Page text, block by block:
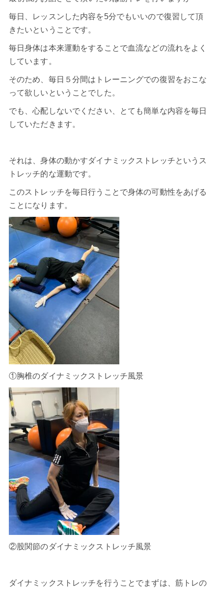
毎日、レッスンした内容を5分でもいいので復習して頂
きたいということです。
毎日身体は本来運動をすることで血流などの流れをよく
しています。
そのため、毎日５分間はトレーニングでの復習をおこな
って欲しいということでした。
でも、心配しないでください、とても簡単な内容を毎日
していただきます。
それは、身体の動かすダイナミックストレッチというス
トレッチ的な運動です。
このストレッチを毎日行うことで身体の可動性をあげる
ことになります。
①胸椎のダイナミックストレッチ風景
②股関節のダイナミックストレッチ風景
ダイナミックストレッチを行うことでまずは、筋トレの